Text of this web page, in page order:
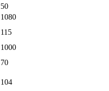
50
1080
115
1000
70
104